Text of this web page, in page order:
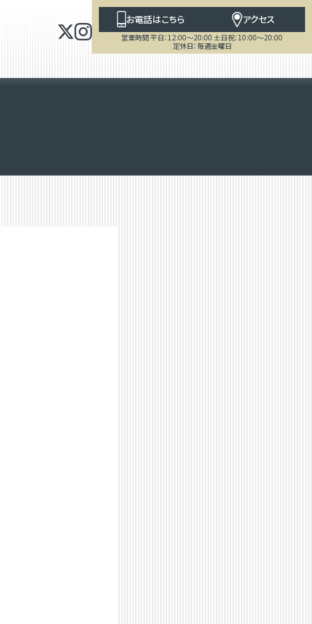
お電話はこちら アクセス
営業時間 平日：12:00～20:00 土日祝：10:00～20:00
定休日：毎週金曜日